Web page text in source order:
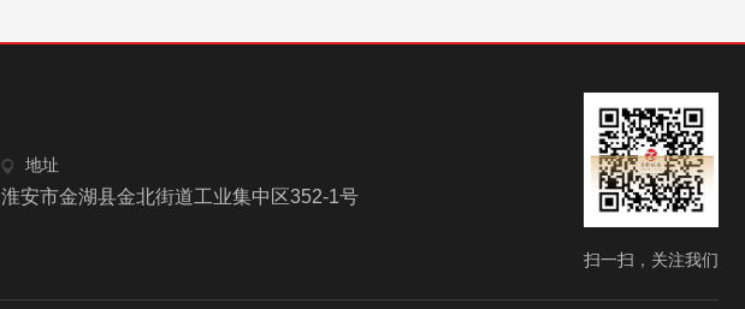
地址
淮安市金湖县金北街道工业集中区352-1号
扫一扫，关注我们